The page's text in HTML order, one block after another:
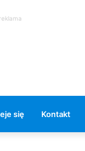
reklama
się Kontakt